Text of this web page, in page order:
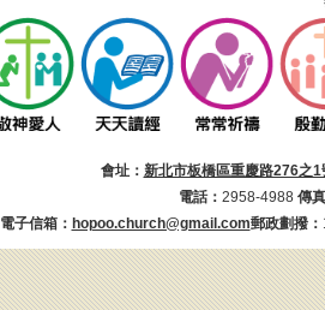
會址： 新北市板橋區重慶路276之1
電話： 2958-4988 傳
電子信箱： hopoo.church@gmail.com郵政劃撥：